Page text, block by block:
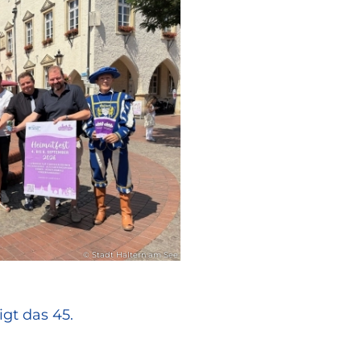
© Stadt Haltern am See
das 45.